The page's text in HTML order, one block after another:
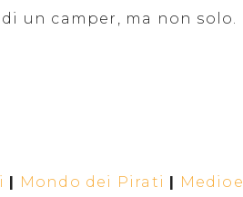
un camper, ma non solo.
Mondo dei Pirati